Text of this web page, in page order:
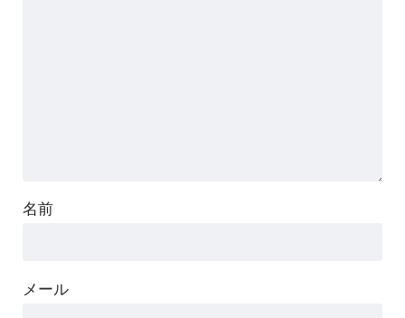
名前
メール